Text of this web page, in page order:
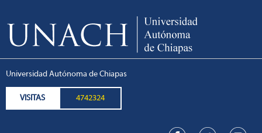
Universidad Autónoma de Chiapas
VISITAS 4742324